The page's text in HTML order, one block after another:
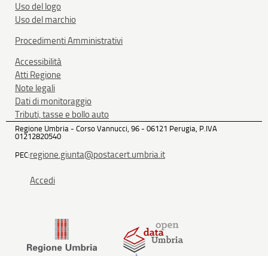
Uso del logo
Uso del marchio
Procedimenti Amministrativi
Accessibilità
Atti Regione
Note legali
Dati di monitoraggio
Tributi, tasse e bollo auto
Regione Umbria - Corso Vannucci, 96 - 06121 Perugia, P.IVA
01212820540
PEC:regione.giunta@postacert.umbria.it
Accedi